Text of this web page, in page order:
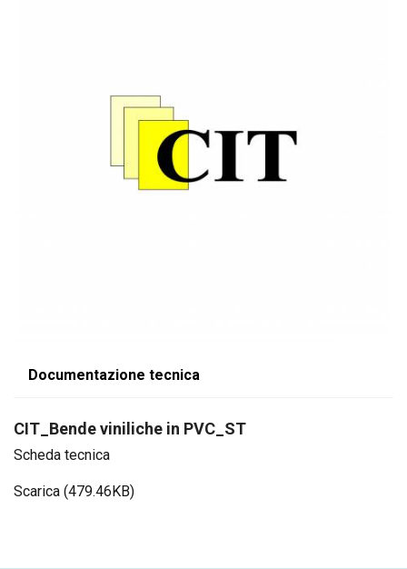
Documentazione tecnica
CIT_Bende viniliche in PVC_ST
Scheda tecnica
Scarica (479.46KB)